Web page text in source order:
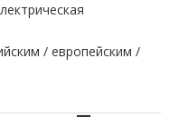
/ европейским /